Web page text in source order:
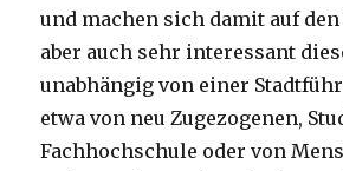
und machen sich damit auf den
aber auch sehr interessant
unabhängig von einer
etwa von neu Zugezogenen,
Fachhochschule oder von